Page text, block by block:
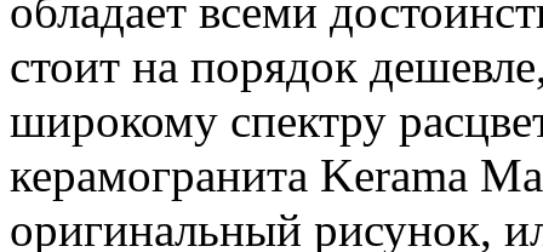
обладает всеми
стоит на порядок
широкому спектру
керамогранита Kerama
оригинальный рисунок,